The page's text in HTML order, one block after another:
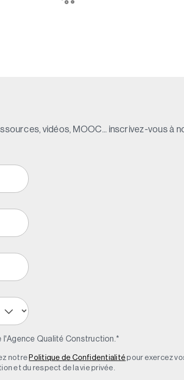
vidéos, MOOC... inscrivez-vous à
Qualité Construction.*
notre Politique de Confidentialité pour exercez
et du respect de la vie privée.